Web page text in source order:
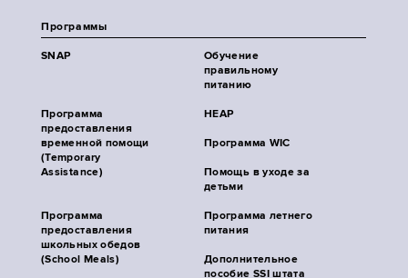
Программы
SNAP
Обучение
правильному
питанию
Программа
предоставления
временной помощи
(Temporary
Assistance)
HEAP
Программа WIC
Помощь в уходе за
детьми
Программа
предоставления
школьных обедов
(School Meals)
Программа летнего
питания
Дополнительное
пособие SSI штата